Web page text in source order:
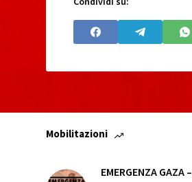
Mobilitazioni
EMERGENZA GAZA –